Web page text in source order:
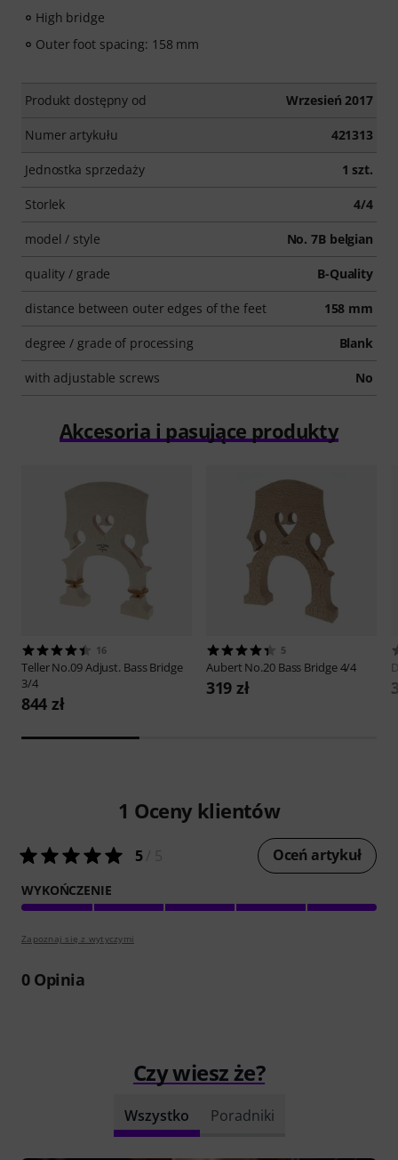
High bridge
Outer foot spacing: 158 mm
Produkt dostępny od Wrzesień 2017
Numer artykułu 421313
Jednostka sprzedaży 1 szt.
Storlek 4/4
model / style No. 7B belgian
quality / grade B-Quality
distance between outer edges of the feet 158 mm
degree / grade of processing Blank
with adjustable screws No
Akcesoria i pasujące produkty
16
TellerNo.09 Adjust. Bass Bridge
3/4
844 zł
5
Aubert No.20 Bass Bridge 4/4
319 zł
1 Oceny klientów
5/ 5 Oceń artykuł
WYKOŃCZENIE
Zapoznaj się z wytyczymi
0Opinia
Czy wiesz że?
Wszystko Poradniki